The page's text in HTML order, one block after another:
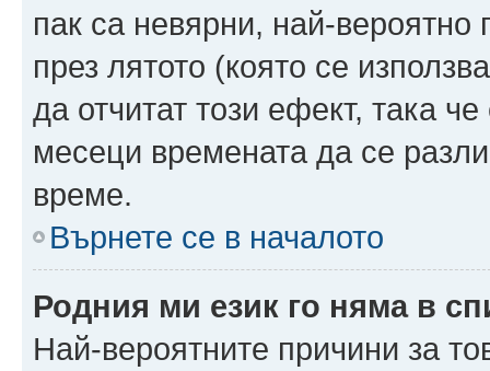
пак са невярни, най-
през лятото (която се
да отчитат този ефект, така
месеци времената да се
време.
Върнете се в началото
Родния ми език го няма в
Най-вероятните причини за